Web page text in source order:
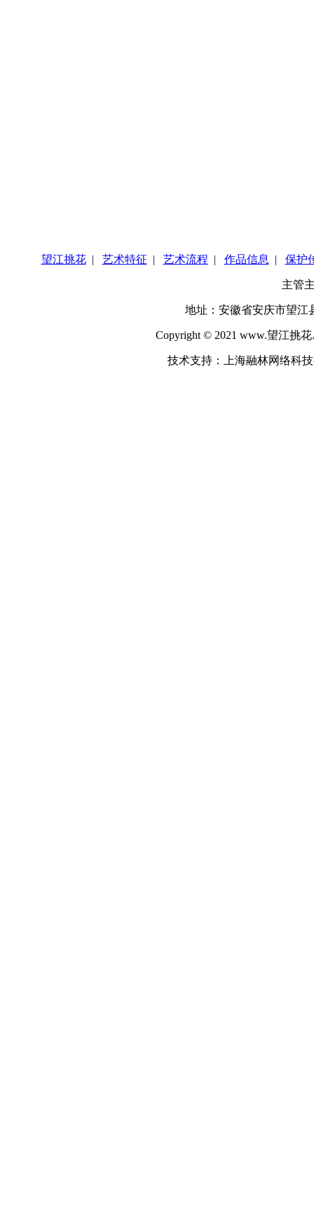
望江挑花| 艺术特征 | 艺术流程 | 作品信息 | 保护
主管
地址：安徽省安庆市望江
Copyright © 2021 www.望江挑
技术支持：上海融林网络科